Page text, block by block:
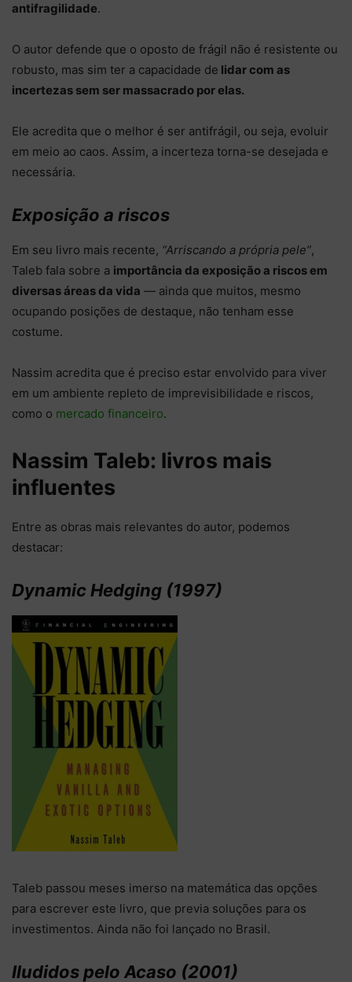
antifragilidade.
O autor defende que o oposto de frágil não é resistente ou
robusto, mas sim ter a capacidade de lidar com as
incertezas sem ser massacrado por elas.
Ele acredita que o melhor é ser antifrágil, ou seja, evoluir
em meio ao caos. Assim, a incerteza torna-se desejada e
necessária.
Exposição a riscos
Em seu livro mais recente, “Arriscando a própria pele”,
Taleb fala sobre a importância da exposição a riscos em
diversas áreas da vida — ainda que muitos, mesmo
ocupando posições de destaque, não tenham esse
costume.
Nassim acredita que é preciso estar envolvido para viver
em um ambiente repleto de imprevisibilidade e riscos,
como o mercado financeiro.
Nassim Taleb: livros mais
influentes
Entre as obras mais relevantes do autor, podemos
destacar:
Dynamic Hedging (1997)
Taleb passou meses imerso na matemática das opções
para escrever este livro, que previa soluções para os
investimentos. Ainda não foi lançado no Brasil.
Iludidos pelo Acaso (2001)